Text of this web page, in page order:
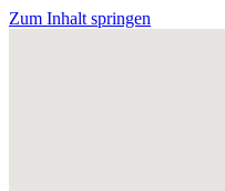
Zum Inhalt springen